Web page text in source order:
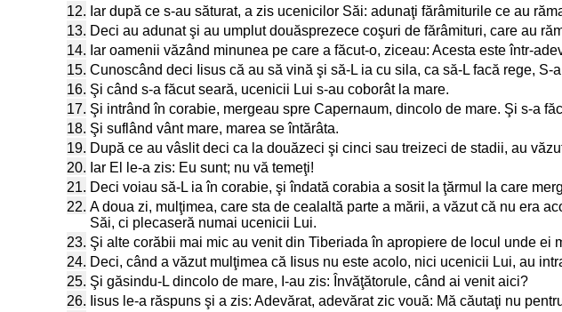
12. Iar după ce s-au săturat, a zis ucenicilor Săi: adunaţi fărâmiturile ce au
13. Deci au adunat şi au umplut douăsprezece coşuri de fărâmituri, care au
14. Iar oamenii văzând minunea pe care a făcut-o, ziceau: Acesta este într-
15. Cunoscând deci Iisus că au să vină şi să-L ia cu sila, ca să-L facă rege, S-
16. Şi când s-a făcut seară, ucenicii Lui s-au coborât la mare.
17. Şi intrând în corabie, mergeau spre Capernaum, dincolo de mare. Şi s-a
18. Şi suflând vânt mare, marea se întărâta.
19. După ce au vâslit deci ca la douăzeci şi cinci sau treizeci de stadii, au
20. Iar El le-a zis: Eu sunt; nu vă temeţi!
21. Deci voiau să-L ia în corabie, şi îndată corabia a sosit la ţărmul la care
22. A doua zi, mulţimea, care sta de cealaltă parte a mării, a văzut că nu era
Săi, ci plecaseră numai ucenicii Lui.
23. Şi alte corăbii mai mic au venit din Tiberiada în apropiere de locul unde ei
24. Deci, când a văzut mulţimea că Iisus nu este acolo, nici ucenicii Lui, au
25. Şi găsindu-L dincolo de mare, I-au zis: Învăţătorule, când ai venit aici?
26. Iisus le-a răspuns şi a zis: Adevărat, adevărat zic vouă: Mă căutaţi nu